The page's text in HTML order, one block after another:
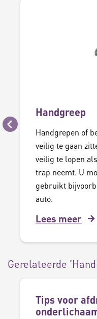
Vorige
Handgreep
Handgrepen of
veilig te gaan
veilig te lopen
trap neemt. U
gebruikt
auto.
Lees meer
Gerelateerde
Tips voor